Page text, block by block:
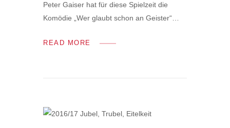
Peter Gaiser hat für diese Spielzeit die
Komödie „Wer glaubt schon an Geister“…
READ MORE